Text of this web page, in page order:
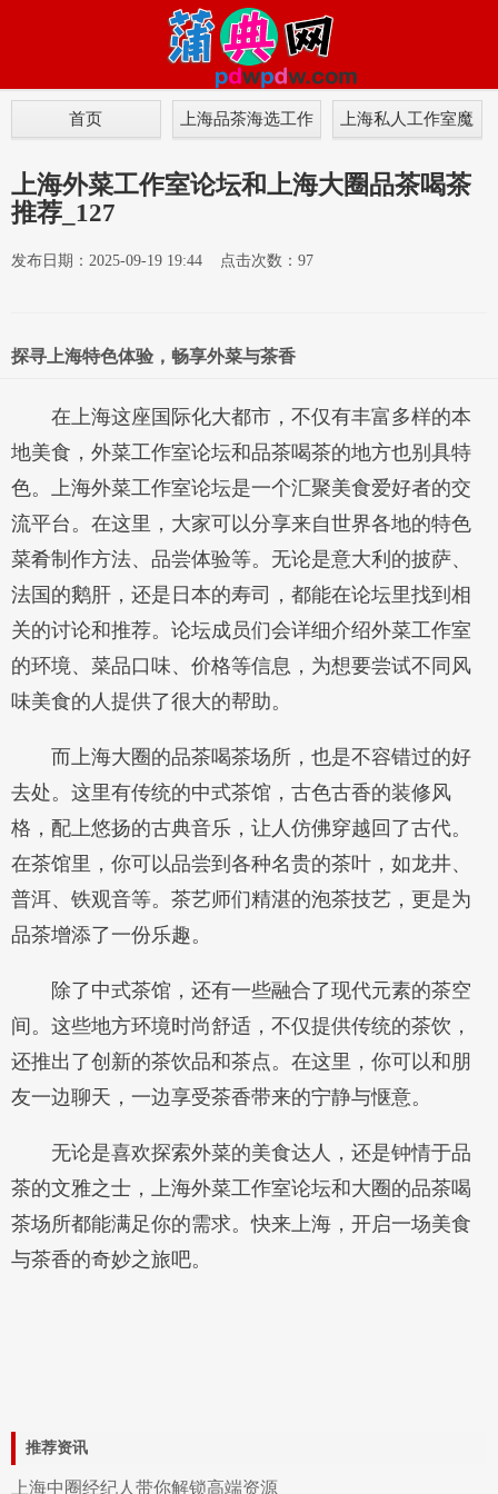
首页
上海品茶海选工作
上海私人工作室魔
上海外菜工作室论坛和上海大圈品茶喝茶
推荐_127
发布日期：2025-09-19 19:44 点击次数：97
探寻上海特色体验，畅享外菜与茶香
在上海这座国际化大都市，不仅有丰富多样的本
地美食，外菜工作室论坛和品茶喝茶的地方也别具特
色。上海外菜工作室论坛是一个汇聚美食爱好者的交
流平台。在这里，大家可以分享来自世界各地的特色
菜肴制作方法、品尝体验等。无论是意大利的披萨、
法国的鹅肝，还是日本的寿司，都能在论坛里找到相
关的讨论和推荐。论坛成员们会详细介绍外菜工作室
的环境、菜品口味、价格等信息，为想要尝试不同风
味美食的人提供了很大的帮助。
而上海大圈的品茶喝茶场所，也是不容错过的好
去处。这里有传统的中式茶馆，古色古香的装修风
格，配上悠扬的古典音乐，让人仿佛穿越回了古代。
在茶馆里，你可以品尝到各种名贵的茶叶，如龙井、
普洱、铁观音等。茶艺师们精湛的泡茶技艺，更是为
品茶增添了一份乐趣。
除了中式茶馆，还有一些融合了现代元素的茶空
间。这些地方环境时尚舒适，不仅提供传统的茶饮，
还推出了创新的茶饮品和茶点。在这里，你可以和朋
友一边聊天，一边享受茶香带来的宁静与惬意。
无论是喜欢探索外菜的美食达人，还是钟情于品
茶的文雅之士，上海外菜工作室论坛和大圈的品茶喝
茶场所都能满足你的需求。快来上海，开启一场美食
与茶香的奇妙之旅吧。
推荐资讯
上海中圈经纪人带你解锁高端资源